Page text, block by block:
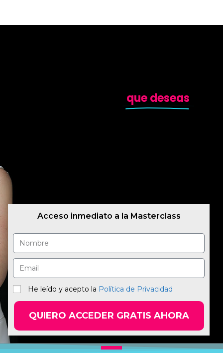
que deseas
Acceso inmediato a la Masterclass
He leído y acepto la Política de Privacidad
QUIERO ACCEDER GRATIS AHORA